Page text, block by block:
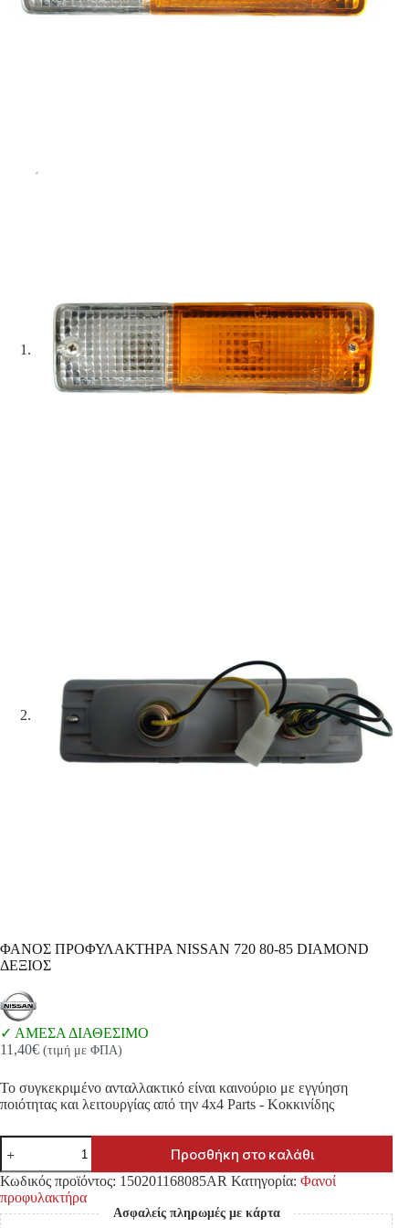
ΦΑΝΟΣ ΠΡΟΦΥΛΑΚΤΗΡΑ NISSAN 720 80-85 DIAMOND
ΔΕΞΙΟΣ
ΑΜΕΣΑ ΔΙΑΘΕΣΙΜΟ
11,40€ (τιμή με ΦΠΑ)
Το συγκεκριμένο ανταλλακτικό είναι καινούριο με εγγύηση
ποιότητας και λειτουργίας από την 4x4 Parts - Κοκκινίδης
ΦΑΝΟΣ
ΠΡΟΦΥΛΑΚΤΗΡΑ
NISSAN
720
80-
85
Προσθήκη στο καλάθι
Κωδικός προϊόντος: 150201168085AR Κατηγορία: Φανοί
προφυλακτήρα
Ασφαλείς πληρωμές με κάρτα